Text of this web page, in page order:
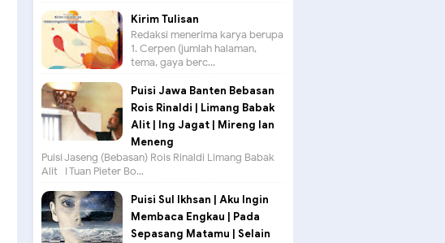
Kirim Tulisan
Redaksi menerima karya berupa
1. Cerpen (jumlah halaman,
tema, gaya berc...
Puisi Jawa Banten Bebasan
Rois Rinaldi | Limang Babak
Alit | Ing Jagat | Mireng lan
Meneng
Puisi Jaseng (Bebasan) Rois Rinaldi Limang Babak
Alit I Tuan Pieter Bo...
Puisi Sul Ikhsan | Aku Ingin
Membaca Engkau | Pada
Sepasang Matamu | Selain